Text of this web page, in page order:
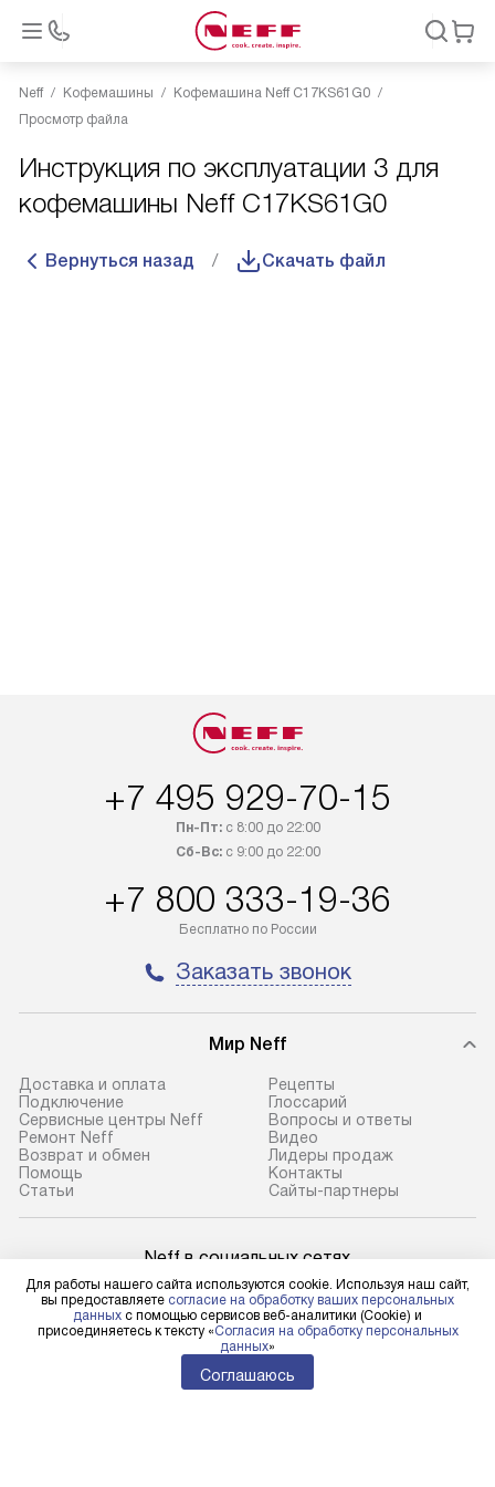
Neff Кофемашины
Кофемашина Neff C17KS61G0
Просмотр файла
Инструкция по эксплуатации 3 для
кофемашины Neff C17KS61G0
Вернуться назад Скачать файл
+7 495 929-70-15
Пн-Пт:с 8:00 до 22:00
Сб-Вс:с 9:00 до 22:00
+7 800 333-19-36
Бесплатно по России
Заказать звонок
Мир Neff
Доставка и оплата
Подключение
Сервисные центры Neff
Ремонт Neff
Возврат и обмен
Помощь
Статьи
Рецепты
Глоссарий
Вопросы и ответы
Видео
Лидеры продаж
Контакты
Сайты-партнеры
Neff в социальных сетях
Для физических лиц
shop@neff-centre.ru
Для юридических лиц
Для работы нашего сайта используются cookie. Используя наш сайт,
вы предоставляете согласие на обработку ваших персональных
данных с помощью сервисов веб-аналитики (Cookie) и
присоединяетесь к тексту «Согласия на обработку персональных
данных»
Соглашаюсь